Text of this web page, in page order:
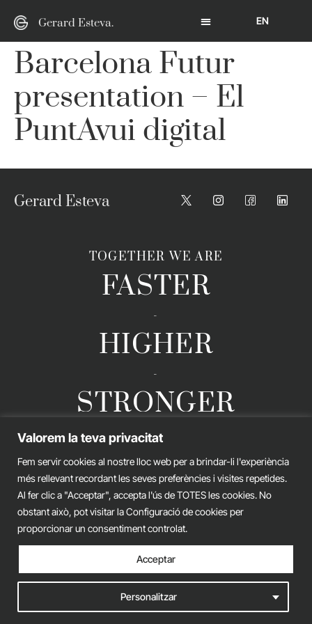
Valorem la teva privacitat
Fem servir cookies al nostre lloc web per a brindar-li l'experiència
més rellevant recordant les seves preferències i visites repetides.
Al fer clic a "Acceptar", accepta l'ús de TOTES les cookies. No
obstant això, pot visitar la Configuració de cookies per
proporcionar un consentiment controlat.
Personalitzar
Acceptar
Gerard Esteva. EN
Barcelona Futur
presentation – El
PuntAvui digital
Gerard Esteva
TOGETHER WE ARE
FASTER
-
HIGHER
-
STRONGER
GERARD ESTEVA © 2026. ALL RIGHTS RESERVED
Legal advice Privacy policy Cookies policy
iònic.web